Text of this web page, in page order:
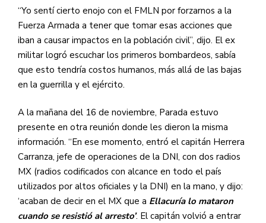
“Yo sentí cierto enojo con el FMLN por forzarnos a la
Fuerza Armada a tener que tomar esas acciones que
iban a causar impactos en la población civil”, dijo. El ex
militar logró escuchar los primeros bombardeos, sabía
que esto tendría costos humanos, más allá de las bajas
en la guerrilla y el ejército.
A la mañana del 16 de noviembre, Parada estuvo
presente en otra reunión donde les dieron la misma
información. “En ese momento, entró el capitán Herrera
Carranza, jefe de operaciones de la DNI, con dos radios
MX (radios codificados con alcance en todo el país
utilizados por altos oficiales y la DNI) en la mano, y dijo:
‘acaban de decir en el MX que a Ellacuría lo mataron
cuando se resistió al arresto’. El capitán volvió a entrar